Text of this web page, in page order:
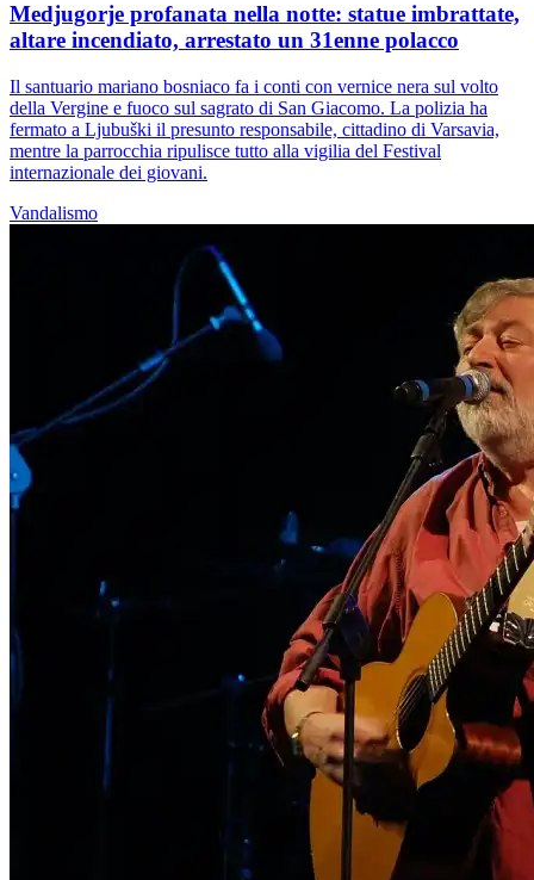
Medjugorje profanata nella notte: statue imbrattate,
altare incendiato, arrestato un 31enne polacco
Il santuario mariano bosniaco fa i conti con vernice nera sul volto
della Vergine e fuoco sul sagrato di San Giacomo. La polizia ha
fermato a Ljubuški il presunto responsabile, cittadino di Varsavia,
mentre la parrocchia ripulisce tutto alla vigilia del Festival
internazionale dei giovani.
Vandalismo